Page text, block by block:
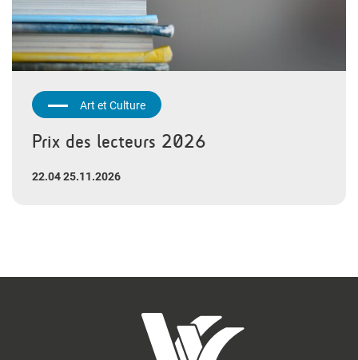
Art et Culture
Prix des lecteurs 2026
22.04 25.11.2026